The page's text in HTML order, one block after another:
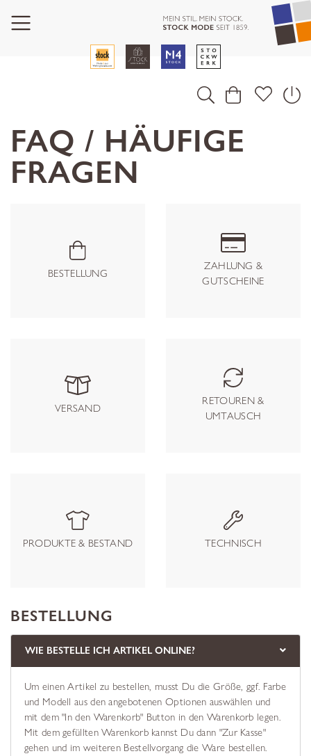
FAQ / HÄUFIGE
FRAGEN
BESTELLUNG
ZAHLUNG &
GUTSCHEINE
VERSAND
RETOUREN &
UMTAUSCH
PRODUKTE & BESTAND TECHNISCH
BESTELLUNG
WIE BESTELLE ICH ARTIKEL ONLINE?
Um einen Artikel zu bestellen, musst Du die Größe, ggf. Farbe
und Modell aus den angebotenen Optionen auswählen und
mit dem "In den Warenkorb" Button in den Warenkorb legen.
Mit dem gefüllten Warenkorb kannst Du dann "Zur Kasse"
gehen und im weiteren Bestellvorgang die Ware bestellen.